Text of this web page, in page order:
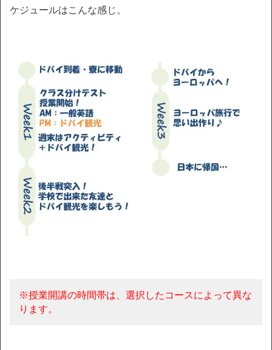
ケジュールはこんな感じ。
※授業開講の時間帯は、選択したコースによって異な
ります。